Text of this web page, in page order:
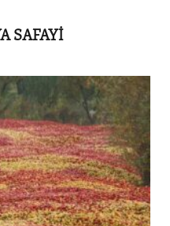
SAFAYI